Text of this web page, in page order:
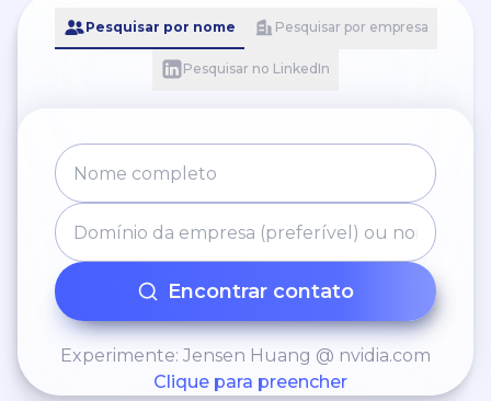
Pesquisar por nome Pesquisar por empresa
Pesquisar no LinkedIn
Encontrar contato
Experimente: Jensen Huang @ nvidia.com
Clique para preencher